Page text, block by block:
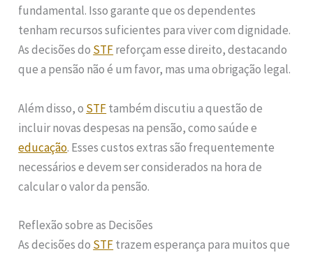
fundamental. Isso garante que os dependentes
tenham recursos suficientes para viver com dignidade.
As decisões do STFreforçam esse direito, destacando
que a pensão não é um favor, mas uma obrigação legal.
Além disso, o STFtambém discutiu a questão de
incluir novas despesas na pensão, como saúde e
educação. Esses custos extras são frequentemente
necessários e devem ser considerados na hora de
calcular o valor da pensão.
Reflexão sobre as Decisões
As decisões do STFtrazem esperança para muitos que